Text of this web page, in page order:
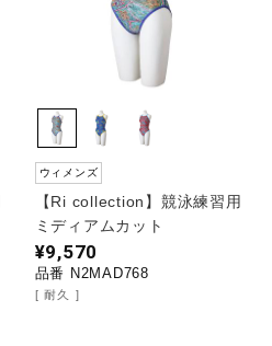
ウィメンズ
【Ri collection】競泳練習用
ミディアムカット
¥9,570
品番 N2MAD768
耐久